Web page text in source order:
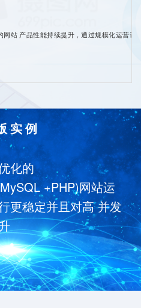
站 产品性能持续提升，通过规模化运营让
实例
化的
+PHP)网站运
更稳定并且对高 并发